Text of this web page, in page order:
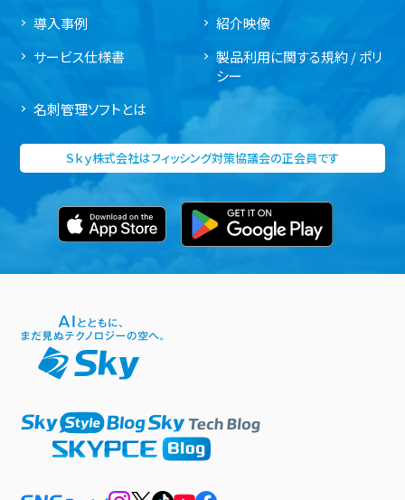
導入事例
紹介映像
サービス仕様書
製品利用に関する規約 / ポリ
シー
名刺管理ソフトとは
Ｓｋｙ株式会社はフィッシング対策協議会の正会員です